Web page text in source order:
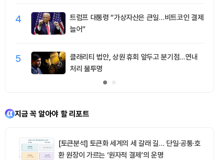
4
트럼프 대통령 “가상자산은 큰일…비트코인 결제
늘어”
5
클래리티 법안, 상원 휴회 앞두고 분기점…연내
처리 불투명
지금 꼭 알아야 할 리포트
[토큰분석] 토큰화 세계의 세 갈래 길… 단일·공통·호
환 원장이 가르는 ‘원자적 결제’의 운명